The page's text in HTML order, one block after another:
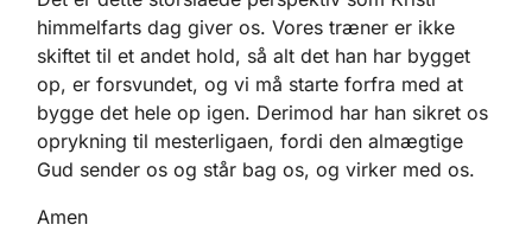
himmelfarts dag giver os. Vores træner er ikke
skiftet til et andet hold, så alt det han har bygget
op, er forsvundet, og vi må starte forfra med at
bygge det hele op igen. Derimod har han sikret os
oprykning til mesterligaen, fordi den almægtige
Gud sender os og står bag os, og virker med os.
Amen